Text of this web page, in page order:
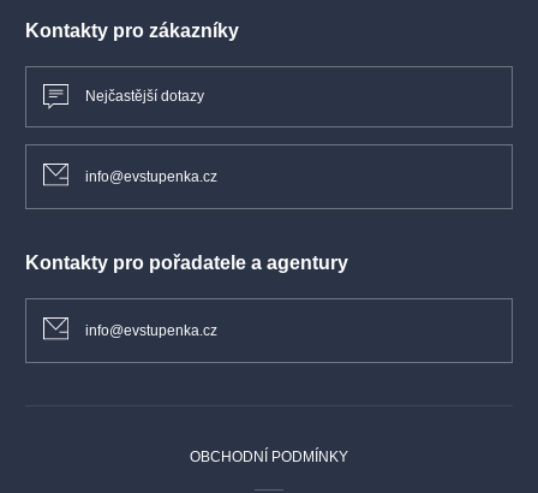
Kontakty pro zákazníky
Nejčastější dotazy
info@evstupenka.cz
Kontakty pro pořadatele a agentury
info@evstupenka.cz
OBCHODNÍ PODMÍNKY